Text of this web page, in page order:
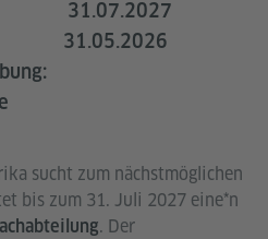
31.05.2026
sucht zum nächstmöglichen
bis zum 31. Juli 2027 eine*n
. Der